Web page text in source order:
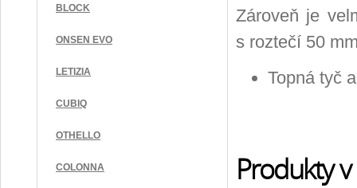
BLOCK
ONSEN EVO
LETIZIA
CUBIQ
OTHELLO
COLONNA
Zároveň je
s roztečí 50
Topná tyč
Produkty